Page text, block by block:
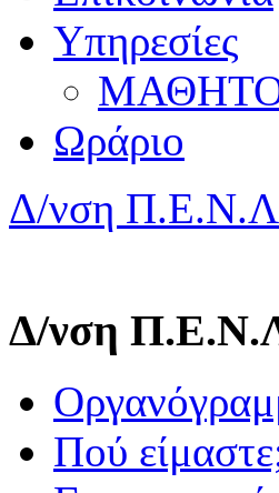
Υπηρεσίες
Ωράριο
Δ/νση
Δ/νση
Πού